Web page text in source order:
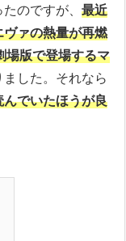
のですが、 最近
ァの熱量が再燃
場版で登場するマ
した。それなら
でいたほうが良